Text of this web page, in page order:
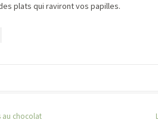
plats qui raviront vos papilles.
au chocolat